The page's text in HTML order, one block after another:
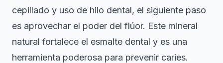
cepillado y uso de hilo dental, el siguiente paso
es aprovechar el poder del flúor. Este mineral
natural fortalece el esmalte dental y es una
herramienta poderosa para prevenir caries.